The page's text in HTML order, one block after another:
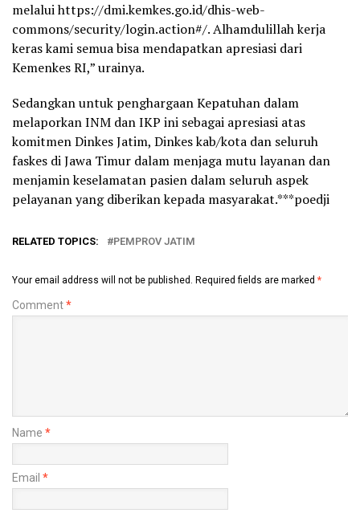
melalui https://dmi.kemkes.go.id/dhis-web-
commons/security/login.action#/. Alhamdulillah kerja
keras kami semua bisa mendapatkan apresiasi dari
Kemenkes RI,” urainya.
Sedangkan untuk penghargaan Kepatuhan dalam
melaporkan INM dan IKP ini sebagai apresiasi atas
komitmen Dinkes Jatim, Dinkes kab/kota dan seluruh
faskes di Jawa Timur dalam menjaga mutu layanan dan
menjamin keselamatan pasien dalam seluruh aspek
pelayanan yang diberikan kepada masyarakat.***poedji
RELATED TOPICS: PEMPROV JATIM
Your email address will not be published. Required fields are marked *
Comment*
Name *
Email *